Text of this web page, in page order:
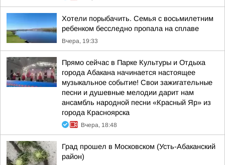
Хотели порыбачить. Семья с восьмилетним
ребенком бесследно пропала на сплаве
Вчера, 19:33
Прямо сейчас в Парке Культуры и Отдыха
города Абакана начинается настоящее
музыкальное событие! Свои зажигательные
песни и душевные мелодии дарит нам
ансамбль народной песни «Красный Яр» из
города Красноярска
Вчера, 18:48
Град прошел в Московском (Усть-Абаканский
район)